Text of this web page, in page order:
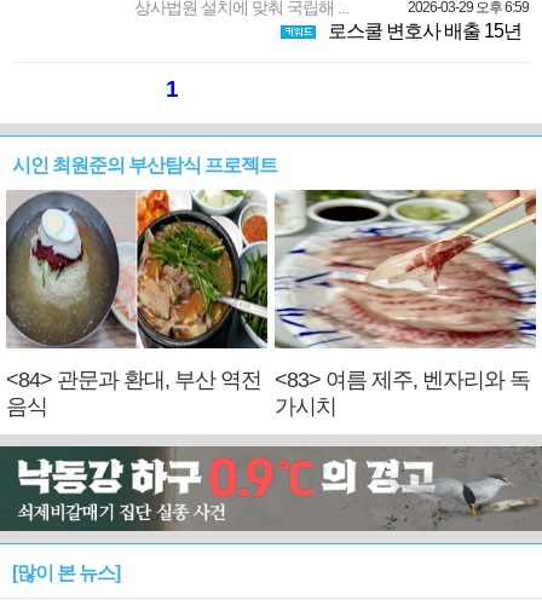
상사법원 설치에 맞춰 국립해 ...
2026-03-29 오후 6:59
로스쿨 변호사 배출 15년
1
시인 최원준의 부산탐식 프로젝트
<84> 관문과 환대, 부산 역전
음식
<83> 여름 제주, 벤자리와 독
가시치
[많이 본 뉴스]